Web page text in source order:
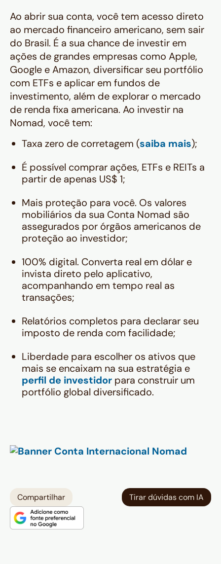
Ao abrir sua conta, você tem acesso direto
ao mercado financeiro americano, sem sair
do Brasil. É a sua chance de investir em
ações de grandes empresas como Apple,
Google e Amazon, diversificar seu portfólio
com ETFs e aplicar em fundos de
investimento, além de explorar o mercado
de renda fixa americana. Ao investir na
Nomad, você tem:
Taxa zero de corretagem (saiba mais);
É possível comprar ações, ETFs e REITs a
partir de apenas US$ 1;
Mais proteção para você. Os valores
mobiliários da sua Conta Nomad são
assegurados por órgãos americanos de
proteção ao investidor;
100% digital. Converta real em dólar e
invista direto pelo aplicativo,
acompanhando em tempo real as
transações;
‍Relatórios completos para declarar seu
imposto de renda com facilidade;‍
Liberdade para escolher os ativos que
mais se encaixam na sua estratégia e
perfil de investidor para construir um
portfólio global diversificado.
Compartilhar Tirar dúvidas com IA